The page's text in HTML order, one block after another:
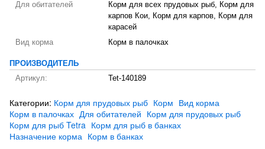
Для обитателей
Корм для всех прудовых рыб, Корм для
карпов Кои, Корм для карпов, Корм для
карасей
Вид корма
Корм в палочках
ПРОИЗВОДИТЕЛЬ
Артикул:
Tet-140189
Категории: Корм для прудовых рыб Корм Вид корма
Корм в палочках Для обитателей Корм для прудовых рыб
Корм для рыб Tetra Корм для рыб в банках
Назначение корма Корм в банках